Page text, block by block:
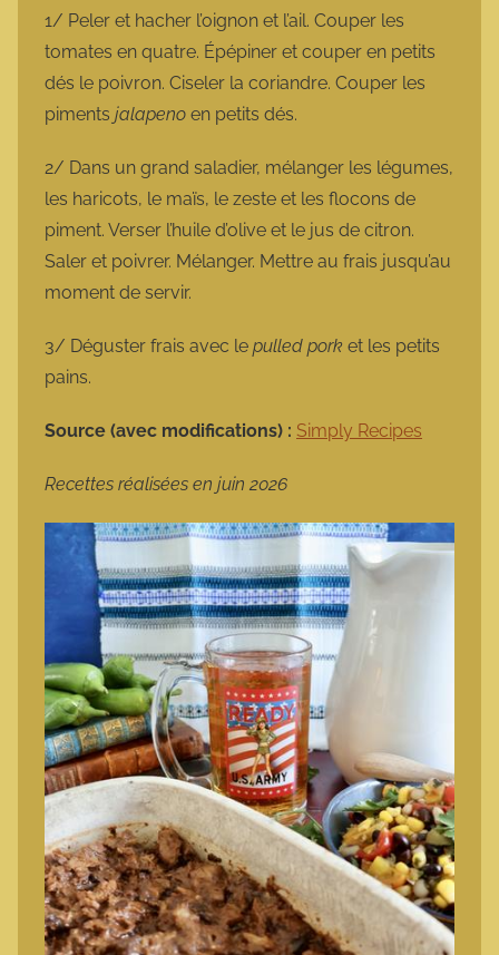
1/ Peler et hacher l’oignon et l’ail. Couper les
tomates en quatre. Épépiner et couper en petits
dés le poivron. Ciseler la coriandre. Couper les
piments jalapeno en petits dés.
2/ Dans un grand saladier, mélanger les légumes,
les haricots, le maïs, le zeste et les flocons de
piment. Verser l’huile d’olive et le jus de citron.
Saler et poivrer. Mélanger. Mettre au frais jusqu’au
moment de servir.
3/ Déguster frais avec le pulled pork et les petits
pains.
Source (avec modifications) : Simply Recipes
Recettes réalisées en juin 2026